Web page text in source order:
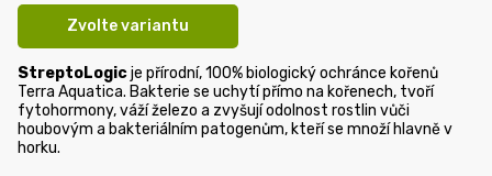
Zvolte variantu
StreptoLogicje přírodní, 100% biologický ochránce kořenů
Terra Aquatica. Bakterie se uchytí přímo na kořenech, tvoří
fytohormony, váží železo a zvyšují odolnost rostlin vůči
houbovým a bakteriálním patogenům, kteří se množí hlavně v
horku.